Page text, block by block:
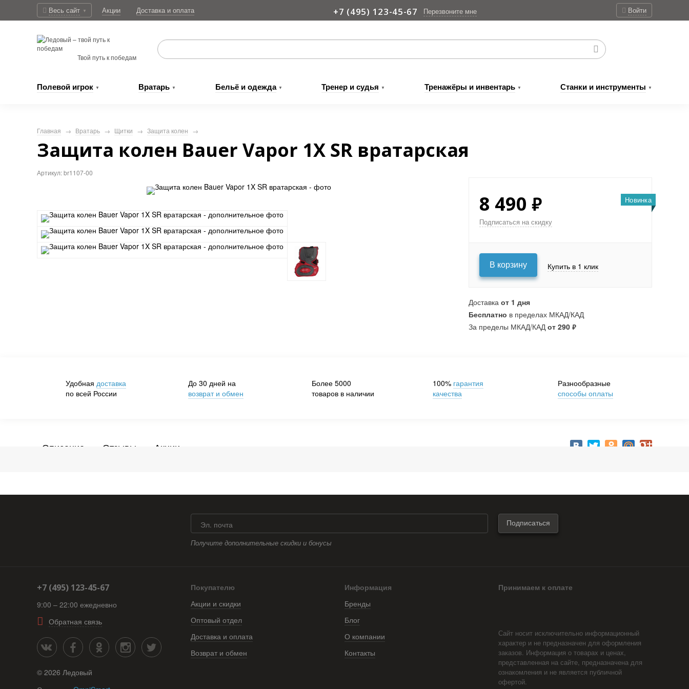
Весь сайт ▼ Акции Доставка и оплата Войти
+7 (495) 123-45-67 Перезвоните мне
Твой путь к победам
Полевой игрок ▼ Вратарь ▼ Бельёи одежда ▼ Тренер и судья ▼ Тренажёры и инвентарь ▼ Станки и инструменты ▼
Главная → Вратарь → Щитки → Защита колен →
Защита колен Bauer Vapor 1X SR вратарская
Артикул: br1107-00
Новинка
8 490 ₽
Подписаться на скидку
В корзину Купить в 1 клик
Доставка от 1 дня
Бесплатно в пределах МКАД/КАД
За пределы МКАД/КАДот 290 ₽
Удобная доставка
по всей России
До 30 дней на
возврат и обмен
Более 5000
товаров в наличии
100% гарантия
качества
Разнообразные
способы оплаты
Описание Отзывы Акции
Эл. почта
Получите дополнительные скидки и бонусы
+7 (495) 123-45-67
9:00 – 22:00 ежедневно
Обратная связь
© 2026 Ледовый
Покупателю
Акции и скидки
Оптовый отдел
Доставка и оплата
Возврат и обмен
Информация
Бренды
Блог
О компании
Контакты
Принимаем к оплате
Сайт носит исключительно информационный
характер и не предназначен для оформления
заказов. Информация о товарах и ценах,
представленная на сайте, предназначена для
ознакомления и не является публичной
офертой.